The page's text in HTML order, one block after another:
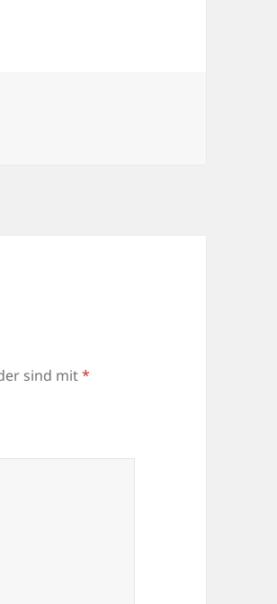
sind mit*